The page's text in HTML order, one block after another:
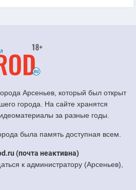
Арсеньев, который был открыт
города. На сайте хранятся
за разные годы.
была память доступная всем.
(почта неактивна)
к администратору (Арсеньев),